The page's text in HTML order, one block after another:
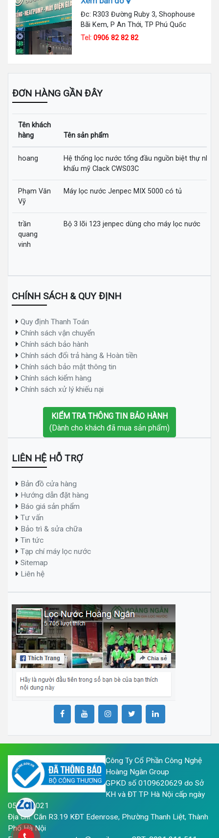
Đc: R303 Đường Ruby 3, Shophouse
Bãi Kem, P An Thới, TP Phú Quốc
Tel:0906 82 82 82
ĐƠN HÀNG GẦN ĐÂY
Tên khách
hàng
Tên sản phẩm
hoang
Hệ thống lọc nước tổng đầu nguồn biệt thự nhập
khẩu mỹ Clack CWS03C
Phạm Văn
Vỹ
Máy lọc nước Jenpec MIX 5000 có tủ
trần
quang
vinh
Bộ 3 lõi 123 jenpec dùng cho máy lọc nước
CHÍNH SÁCH & QUY ĐỊNH
Quy định Thanh Toán
Chính sách vận chuyển
Chính sách bảo hành
Chính sách đổi trả hàng & Hoàn tiền
Chính sách bảo mật thông tin
Chính sách kiểm hàng
Chính sách xử lý khiếu nại
KIỂM TRA THÔNG TIN BẢO HÀNH
(Dành cho khách đã mua sản phẩm)
LIÊN HỆ HỖ TRỢ
Bản đồ cửa hàng
Hướng dẫn đặt hàng
Báo giá sản phẩm
Tư vấn
Bảo trì & sửa chữa
Tin tức
Tạp chí máy lọc nước
Sitemap
Liên hệ
Công Ty Cổ Phần Công Nghệ
Hoàng Ngân Group
GPKD số 0109620629 do Sở
KH và ĐT TP Hà Nội cấp ngày
05/05/2021
Địa chỉ: Căn R3.19 KĐT Edenrose, Phường Thanh Liệt, Thành
Phố Hà Nội